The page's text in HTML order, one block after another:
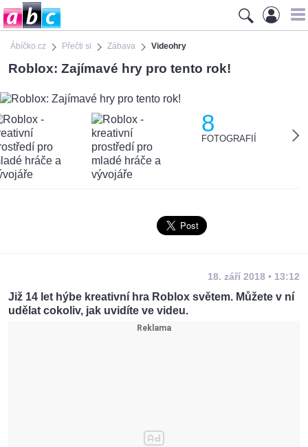
Ábíčko.cz Přečti si Zábava Videohry
Roblox: Zajímavé hry pro tento rok!
8
FOTOGRAFIÍ
18. září 2018 • 13:12
Již 14 let hýbe kreativní hra Roblox světem. Můžete v ní
udělat cokoliv, jak uvidíte ve videu.